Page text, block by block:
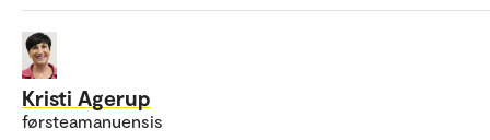
Kristi Agerup
førsteamanuensis